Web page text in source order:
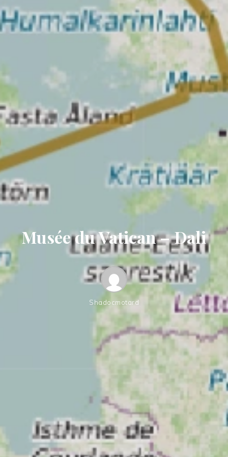
Musée du Vatican – Dali
Shadocmotard